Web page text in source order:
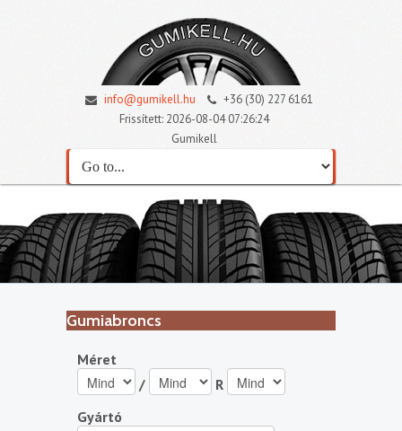
info@gumikell.hu
+36 (30) 227 6161
Frissített: 2026-08-04 07:26:24
Gumikell
Gumiabroncs
Méret
/
R
Gyártó